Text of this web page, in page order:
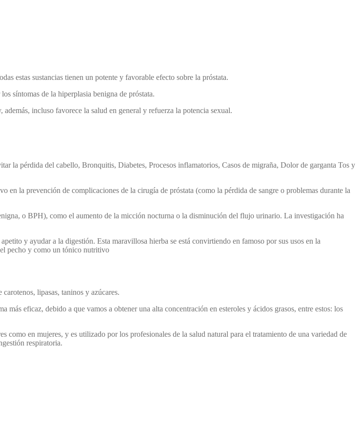
estas sustancias tienen un potente y favorable efecto sobre la próstata.
síntomas de la hiperplasia benigna de próstata.
incluso favorece la salud en general y refuerza la potencia sexual.
la pérdida del cabello, Bronquitis, Diabetes, Procesos inflamatorios, Casos de migraña, Dolor de garganta Tos y
la prevención de complicaciones de la cirugía de próstata (como la pérdida de sangre o problemas durante la
o BPH), como el aumento de la micción nocturna o la disminución del flujo urinario. La investigación ha
y ayudar a la digestión. Esta maravillosa hierba se está convirtiendo en famoso por sus usos en la
pecho y como un tónico nutritivo
lipasas, taninos y azúcares.
eficaz, debido a que vamos a obtener una alta concentración en esteroles y ácidos grasos, entre estos: los
como en mujeres, y es utilizado por los profesionales de la salud natural para el tratamiento de una variedad de
respiratoria.